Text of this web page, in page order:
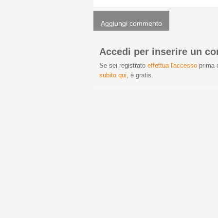
Aggiungi commento
Accedi per inserire un
Se sei registrato effettua l'accesso prima
subito qui, è gratis.